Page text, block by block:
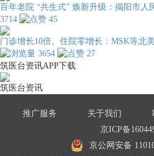
百年老院 “共生式” 焕新升级：揭阳市人
3714
45
门诊增长10倍、住院零增长：MSK等北
3654
27
筑医台资讯APP下载
筑医台资讯
推广服务 关于我们
京ICP备
京公网安备